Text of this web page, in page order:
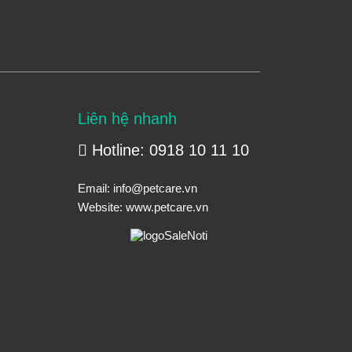
Liên hệ nhanh
Hotline: 0918 10 11 10
Email: info@petcare.vn
Website: www.petcare.vn